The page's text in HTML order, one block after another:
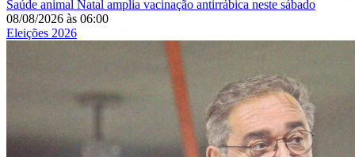
Saúde animal Natal amplia vacinação antirrábica neste sábado
08/08/2026 às 06:00
Eleições 2026